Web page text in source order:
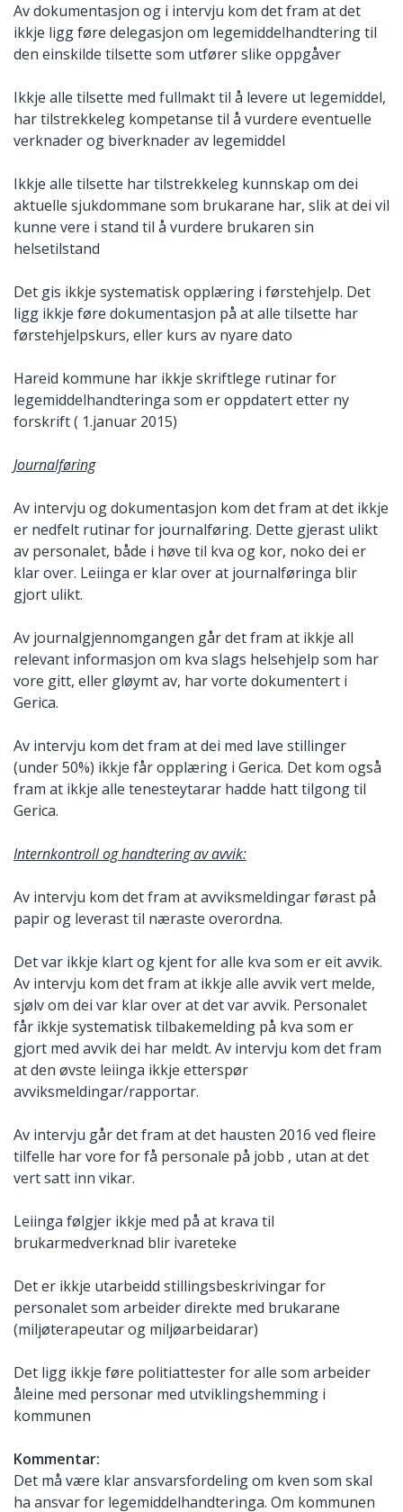
Av dokumentasjon og i intervju kom det fram at det
ikkje ligg føre delegasjon om legemiddelhandtering til
den einskilde tilsette som utfører slike oppgåver
Ikkje alle tilsette med fullmakt til å levere ut legemiddel,
har tilstrekkeleg kompetanse til å vurdere eventuelle
verknader og biverknader av legemiddel
Ikkje alle tilsette har tilstrekkeleg kunnskap om dei
aktuelle sjukdommane som brukarane har, slik at dei vil
kunne vere i stand til å vurdere brukaren sin
helsetilstand
Det gis ikkje systematisk opplæring i førstehjelp. Det
ligg ikkje føre dokumentasjon på at alle tilsette har
førstehjelpskurs, eller kurs av nyare dato
Hareid kommune har ikkje skriftlege rutinar for
legemiddelhandteringa som er oppdatert etter ny
forskrift ( 1.januar 2015)
Journalføring
Av intervju og dokumentasjon kom det fram at det ikkje
er nedfelt rutinar for journalføring. Dette gjerast ulikt
av personalet, både i høve til kva og kor, noko dei er
klar over. Leiinga er klar over at journalføringa blir
gjort ulikt.
Av journalgjennomgangen går det fram at ikkje all
relevant informasjon om kva slags helsehjelp som har
vore gitt, eller gløymt av, har vorte dokumentert i
Gerica.
Av intervju kom det fram at dei med lave stillinger
(under 50%) ikkje får opplæring i Gerica. Det kom også
fram at ikkje alle tenesteytarar hadde hatt tilgong til
Gerica.
Internkontroll og handtering av avvik:
Av intervju kom det fram at avviksmeldingar førast på
papir og leverast til næraste overordna.
Det var ikkje klart og kjent for alle kva som er eit avvik.
Av intervju kom det fram at ikkje alle avvik vert melde,
sjølv om dei var klar over at det var avvik. Personalet
får ikkje systematisk tilbakemelding på kva som er
gjort med avvik dei har meldt. Av intervju kom det fram
at den øvste leiinga ikkje etterspør
avviksmeldingar/rapportar.
Av intervju går det fram at det hausten 2016 ved fleire
tilfelle har vore for få personale på jobb , utan at det
vert satt inn vikar.
Leiinga følgjer ikkje med på at krava til
brukarmedverknad blir ivareteke
Det er ikkje utarbeidd stillingsbeskrivingar for
personalet som arbeider direkte med brukarane
(miljøterapeutar og miljøarbeidarar)
Det ligg ikkje føre politiattester for alle som arbeider
åleine med personar med utviklingshemming i
kommunen
Kommentar:
Det må være klar ansvarsfordeling om kven som skal
ha ansvar for legemiddelhandteringa. Om kommunen